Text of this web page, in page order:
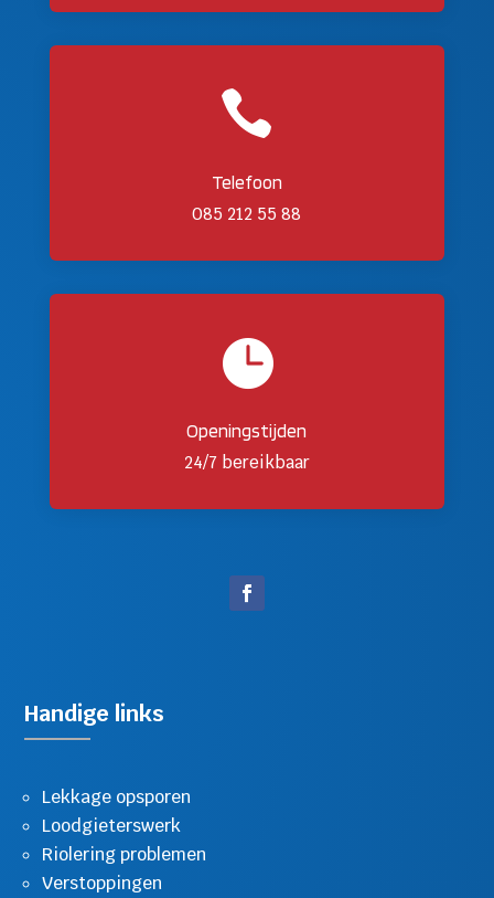

Telefoon
085 212 55 88

Openingstijden
24/7 bereikbaar
Handige links
Lekkage opsporen
Loodgieterswerk
Riolering problemen
Verstoppingen